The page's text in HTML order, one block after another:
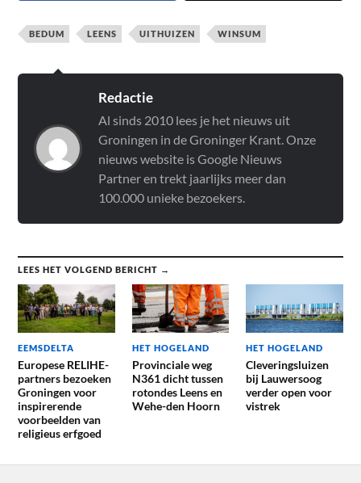
BEDUM LEENS UITHUIZEN WINSUM
Redactie
Al sinds 2010 lees je het nieuws uit
Groningen in de Groninger Krant. Onze
nieuws website is Google Nieuws
Partner en trekt jaarlijks meer dan
100.000 unieke bezoekers.
LEES HET VOLGEND BERICHT →
EEMSDELTA
Europese RELIHE-
partners bezoeken
Groningen voor
inspirerende
voorbeelden van
religieus erfgoed
HET HOGELAND
Provinciale weg
N361 dicht tussen
rotondes Leens en
Wehe-den Hoorn
HET HOGELAND
Cleveringsluizen
bij Lauwersoog
verder open voor
vistrek